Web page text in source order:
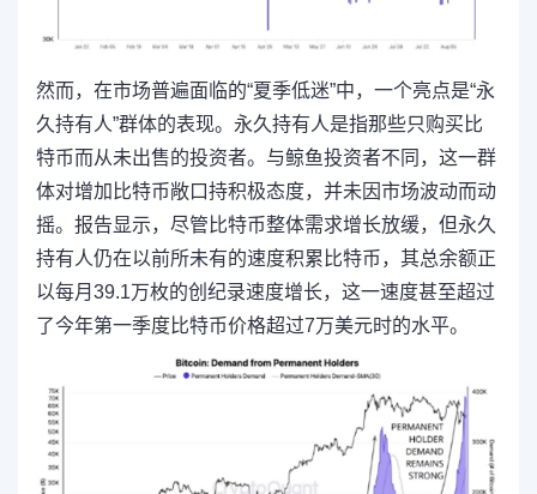
然而，在市场普遍面临的“夏季低迷”中，一个亮点是“永
久持有人”群体的表现。永久持有人是指那些只购买比
特币而从未出售的投资者。与鲸鱼投资者不同，这一群
体对增加比特币敞口持积极态度，并未因市场波动而动
摇。报告显示，尽管比特币整体需求增长放缓，但永久
持有人仍在以前所未有的速度积累比特币，其总余额正
以每月39.1万枚的创纪录速度增长，这一速度甚至超过
了今年第一季度比特币价格超过7万美元时的水平。